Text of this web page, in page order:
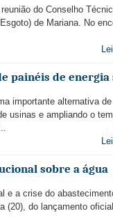
do Conselho
de Mariana. No
painéis de energia
importante alternativa de
usinas e ampliando o
sobre a água
e a crise do
(20), do lançamento